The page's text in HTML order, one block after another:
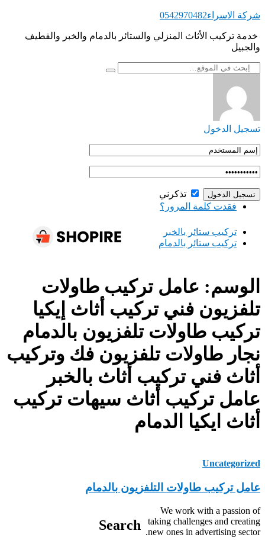
التجاوز
المحتوى
شركة الاسراء0542970482
‏ ‏خدمة تركيب الأثاث المنزلي والستائر بالدمام والخبر والقطيف
والجبيل
تسجيل الدخول
تذكرني
فقدت كلمة المرور؟
‏تركيب ستائر بالخبر
‏تركيب ستائر بالدمام
الوسم: عامل تركيب طاولات
تلفزيون فني تركيب أثاث إيكيا
تركيب طاولات تلفزيون بالدمام
نجار طاولات تلفزيون فك وتركيب
أثاث فني تركيب أثاث بالخبر
عامل تركيب أثاث سيهات تركيب
أثاث ايكيا الدمام
Uncategorized
عامل تركيب طاولات التلفزيون بالدمام
Search
We work with a passion of
taking challenges and creating
new ones in advertising sector.